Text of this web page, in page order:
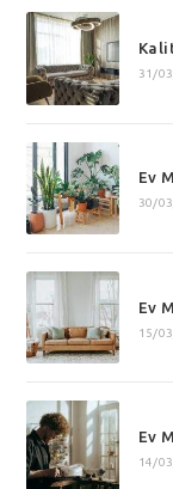
31/
Ev
30/
Ev
15/
Ev
14/